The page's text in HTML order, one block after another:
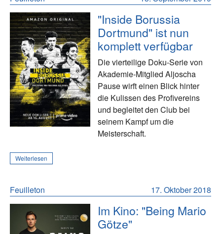
"Inside Borussia
Dortmund" ist nun
komplett verfügbar
Die vierteilige Doku-Serie von
Akademie-Mitglied Aljoscha
Pause wirft einen Blick hinter
die Kulissen des Profivereins
und begleitet den Club bei
seinem Kampf um die
Meisterschaft.
Weiterlesen
17. Oktober 2018
Feuilleton
Im Kino: "Being Mario
Götze"